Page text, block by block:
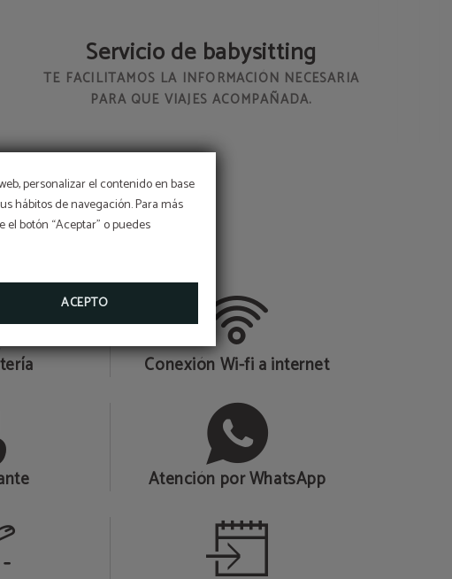
personalizar el contenido en base
hábitos de navegación. Para más
botón “Aceptar” o puedes
ACEPTO
Servicio de babysitting
TE FACILITAMOS LA INFORMACIÓN NECESARIA
PARA QUE VIAJES ACOMPAÑADA.
Conexión Wi-fi a internet
Atención por WhatsApp